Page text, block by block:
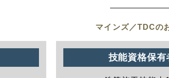
マインズ／TDCの
技能資格保有